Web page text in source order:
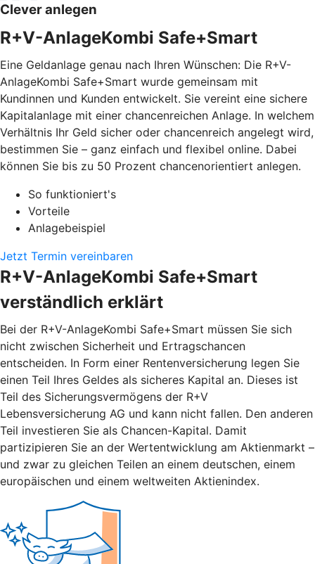
Clever anlegen
R+V-AnlageKombi Safe+Smart
Eine Geldanlage genau nach Ihren Wünschen: Die R+V-
AnlageKombi Safe+Smart wurde gemeinsam mit
Kundinnen und Kunden entwickelt. Sie vereint eine sichere
Kapitalanlage mit einer chancenreichen Anlage. In welchem
Verhältnis Ihr Geld sicher oder chancenreich angelegt wird,
bestimmen Sie – ganz einfach und flexibel online. Dabei
können Sie bis zu 50 Prozent chancenorientiert anlegen.
So funktioniert's
Vorteile
Anlagebeispiel
Jetzt Termin vereinbaren
R+V-AnlageKombi Safe+Smart
verständlich erklärt
Bei der R+V-AnlageKombi Safe+Smart müssen Sie sich
nicht zwischen Sicherheit und Ertragschancen
entscheiden. In Form einer Rentenversicherung legen Sie
einen Teil Ihres Geldes als sicheres Kapital an. Dieses ist
Teil des Sicherungsvermögens der R+V
Lebensversicherung AG und kann nicht fallen. Den anderen
Teil investieren Sie als Chancen-Kapital. Damit
partizipieren Sie an der Wertentwicklung am Aktienmarkt –
und zwar zu gleichen Teilen an einem deutschen, einem
europäischen und einem weltweiten Aktienindex.